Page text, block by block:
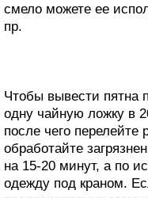
смело можете ее
пр.
Чтобы вывести пятна
одну чайную ложку в
после чего перелейте
обработайте
на 15-20 минут, а по
одежду под краном.